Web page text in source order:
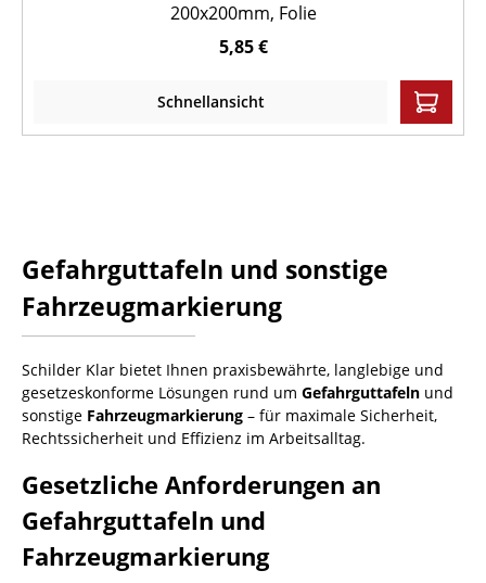
200x200mm, Folie
5,85 €
Schnellansicht
Gefahrguttafeln und sonstige
Fahrzeugmarkierung
Schilder Klar bietet Ihnen praxisbewährte, langlebige und
gesetzeskonforme Lösungen rund um Gefahrguttafeln und
sonstige Fahrzeugmarkierung – für maximale Sicherheit,
Rechtssicherheit und Effizienz im Arbeitsalltag.
Gesetzliche Anforderungen an
Gefahrguttafeln und
Fahrzeugmarkierung